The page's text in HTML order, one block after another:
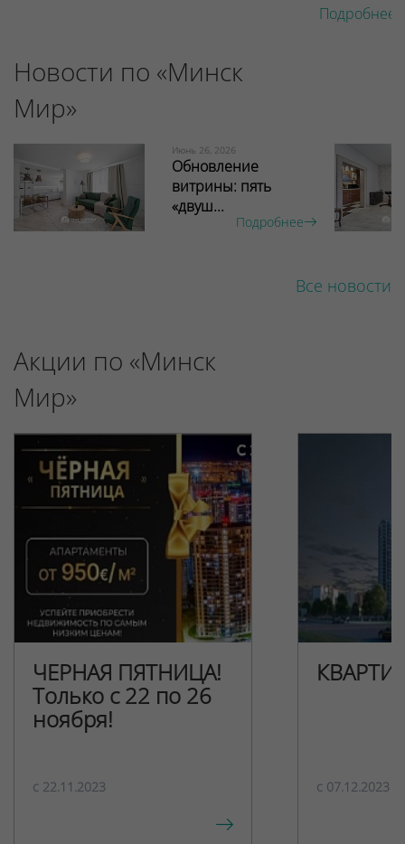
Подробнее
Новости по «Минск
Мир»
Июнь 26, 2026
Обновление
витрины: пять
«двуш...
Подробнее
Все новости
Акции по «Минск
Мир»
ЧЕРНАЯ ПЯТНИЦА!
Только с 22 по 26
ноября!
c 22.11.2023 c 07.12.2023